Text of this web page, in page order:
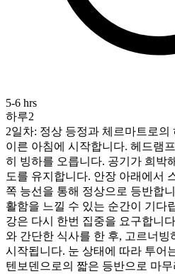
5-6 hrs
하루2
2일차: 정상 등정과 체르마트로의
이른 아침에 시작합니다. 헤드램
히 빙하를 오릅니다. 공기가 희박
도를 유지합니다. 안장 아래에서
쪽 능선을 통해 정상으로 등반합
활함을 느낄 수 있는 순간이 기다
강은 다시 한번 집중을 요구합니
와 간단한 식사를 한 후, 고르너빙
시작됩니다. 눈 상태에 따라 투어
텐보덴으로의 짧은 등반으로 마